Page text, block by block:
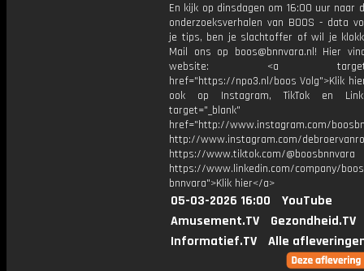
En kijk op dinsdagen om 16:00 uur naar
onderzoeksverhalen van BOOS - data
je tips, ben je slachtoffer of wil je
Mail ons op boos@bnnvara.nl! Hier
website: <a
href="https://npo3.nl/boos Volg">Klik
ook op Instagram, TikTok en
target="_blank"
href="http://www.instagram.com/
http://www.instagram.com/
https://www.tiktok.com/@boosbnnvara
https://www.linkedin.com/company/
bnnvara">Klik hier</a>
05-03-2026 16:00
YouTube
Amusement.TV
Gezondheid.TV
Informatief.TV
Alle